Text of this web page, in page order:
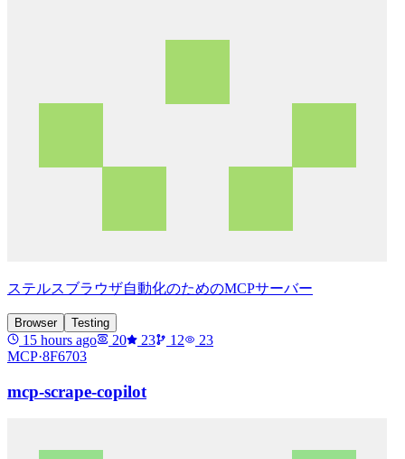
ステルスブラウザ自動化のためのMCPサーバー
Browser Testing
15 hours ago 20 23 12
23
MCP·8F6703
mcp-scrape-copilot